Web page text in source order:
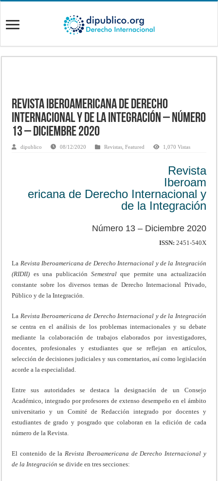
Revista Iberoamericana de Derecho
Internacional y de la Integración – Número
13 – Diciembre 2020
dipublico 08/12/2020 Revistas ,Featured 1,070 Vistas
Revista
Iberoam
ericana de Derecho Internacional y
de la Integración
Número 13 – Diciembre 2020
ISSN: 2451-540X
La Revista Iberoamericana de Derecho Internacional y de la Integración
(RIDII) es una publicación Semestral que permite una actualización
constante sobre los diversos temas de Derecho Internacional Privado,
Público y de la Integración.
La Revista Iberoamericana de Derecho Internacional y de la Integración
se centra en el análisis de los problemas internacionales y su debate
mediante la colaboración de trabajos elaborados por investigadores,
docentes, profesionales y estudiantes que se reflejan en artículos,
selección de decisiones judiciales y sus comentarios, así como legislación
acorde a la especialidad.
Entre sus autoridades se destaca la designación de un Consejo
Académico, integrado por profesores de extenso desempeño en el ámbito
universitario y un Comité de Redacción integrado por docentes y
estudiantes de grado y posgrado que colaboran en la edición de cada
número de la Revista.
El contenido de la Revista Iberoamericana de Derecho Internacional y
de la Integración se divide en tres secciones: